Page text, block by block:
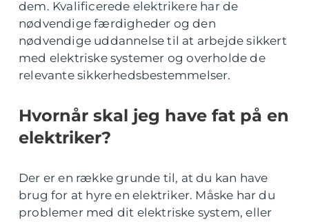
dem. Kvalificerede elektrikere har de
nødvendige færdigheder og den
nødvendige uddannelse til at arbejde sikkert
med elektriske systemer og overholde de
relevante sikkerhedsbestemmelser.
Hvornår skal jeg have fat på en
elektriker?
Der er en række grunde til, at du kan have
brug for at hyre en elektriker. Måske har du
problemer med dit elektriske system, eller